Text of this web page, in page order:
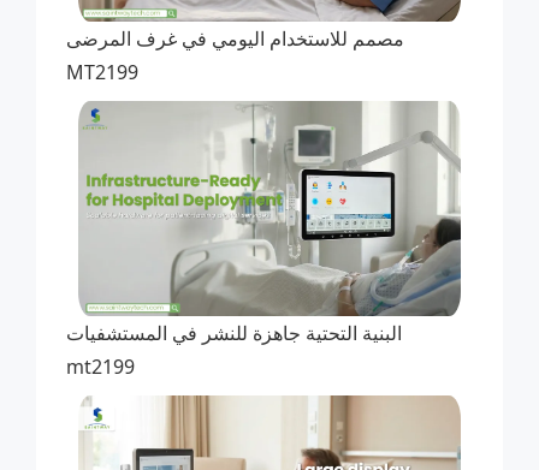
مصمم للاستخدام اليومي في غرف المرضى
MT2199
البنية التحتية جاهزة للنشر في المستشفيات
mt2199